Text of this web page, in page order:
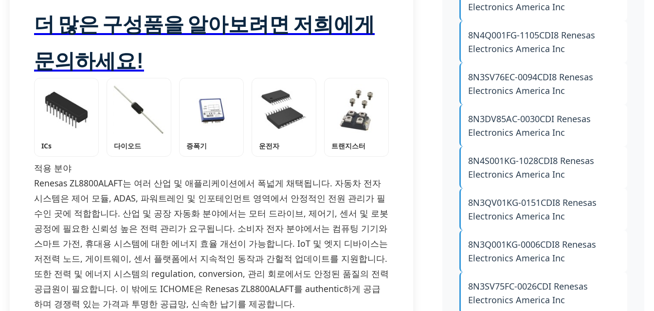
더 많은 구성품을 알아보려면 저희에게
문의하세요!
ICs 다이오드 증폭기 운전자 트랜지스터
적용 분야
Renesas ZL8800ALAFT는 여러 산업 및 애플리케이션에서 폭넓게 채택됩니다. 자동차 전자
시스템은 제어 모듈, ADAS, 파워트레인 및 인포테인먼트 영역에서 안정적인 전원 관리가 필
수인 곳에 적합합니다. 산업 및 공장 자동화 분야에서는 모터 드라이브, 제어기, 센서 및 로봇
공정에 필요한 신뢰성 높은 전력 관리가 요구됩니다. 소비자 전자 분야에서는 컴퓨팅 기기와
스마트 가전, 휴대용 시스템에 대한 에너지 효율 개선이 가능합니다. IoT 및 엣지 디바이스는
저전력 노드, 게이트웨이, 센서 플랫폼에서 지속적인 동작과 간헐적 업데이트를 지원합니다.
또한 전력 및 에너지 시스템의 regulation, conversion, 관리 회로에서도 안정된 품질의 전력
공급원이 필요합니다. 이 밖에도 ICHOME은 Renesas ZL8800ALAFT를 authentic하게 공급
하며 경쟁력 있는 가격과 투명한 공급망, 신속한 납기를 제공합니다.
Electronics America Inc
8N4Q001FG-1105CDI8 Renesas
Electronics America Inc
8N3SV76EC-0094CDI8 Renesas
Electronics America Inc
8N3DV85AC-0030CDI Renesas
Electronics America Inc
8N4S001KG-1028CDI8 Renesas
Electronics America Inc
8N3QV01KG-0151CDI8 Renesas
Electronics America Inc
8N3Q001KG-0006CDI8 Renesas
Electronics America Inc
8N3SV75FC-0026CDI Renesas
Electronics America Inc